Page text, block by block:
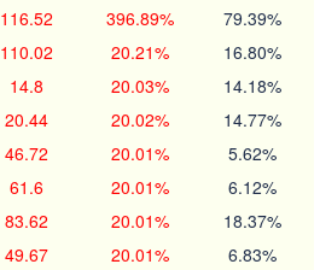
116.52 396.89% 79.39%
110.02 20.21% 16.80%
14.8 20.03% 14.18%
20.44 20.02% 14.77%
46.72 20.01% 5.62%
61.6 20.01% 6.12%
83.62 20.01% 18.37%
49.67 20.01% 6.83%